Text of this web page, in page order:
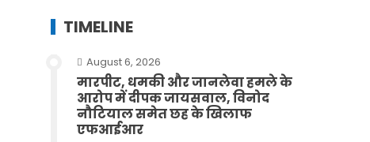
TIMELINE
August 6, 2026
मारपीट, धमकी और जानलेवा हमले के
आरोप में दीपक जायसवाल, विनोद
नौटियाल समेत छह के खिलाफ
एफआईआर